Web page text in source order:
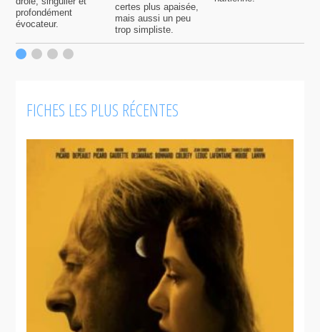
profondément
évocateur.
certes plus apaisée,
mais aussi un peu
trop simpliste.
FICHES LES PLUS RÉCENTES